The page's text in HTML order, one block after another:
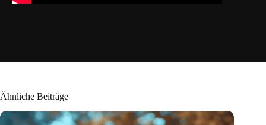
Ähnliche Beiträge